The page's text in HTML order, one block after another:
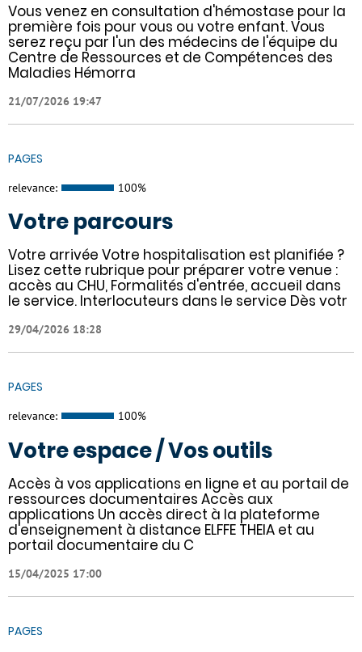
Vous venez en consultation d'hémostase pour la
première fois pour vous ou votre enfant. Vous
serez reçu par l'un des médecins de l'équipe du
Centre de Ressources et de Compétences des
Maladies Hémorra
21/07/2026 19:47
PAGES
relevance: 100%
Votre parcours
Votre arrivée Votre hospitalisation est planifiée ?
Lisez cette rubrique pour préparer votre venue :
accès au CHU, Formalités d'entrée, accueil dans
le service. Interlocuteurs dans le service Dès votr
29/04/2026 18:28
PAGES
relevance: 100%
Votre espace / Vos outils
Accès à vos applications en ligne et au portail de
ressources documentaires Accès aux
applications Un accès direct à la plateforme
d'enseignement à distance ELFFE THEIA et au
portail documentaire du C
15/04/2025 17:00
PAGES